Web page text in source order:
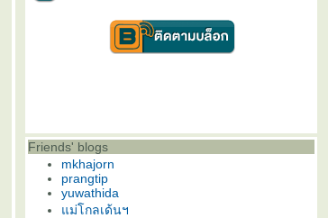
Friends' blogs
mkhajorn
prangtip
yuwathida
ม่โกลเด้นฯ